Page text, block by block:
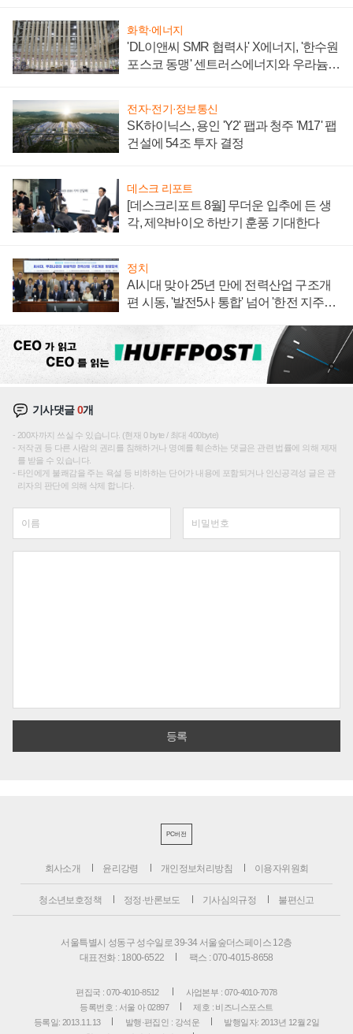
화학·에너지
'DL이앤씨 SMR 협력사' X에너지, '한수원
포스코 동맹' 센트러스에너지와 우라늄
전자·전기·정보통신
SK하이닉스, 용인 'Y2' 팹과 청주 'M17' 팹
건설에 54조 투자 결정
데스크 리포트
[데스크리포트 8월] 무더운 입추에 든 생
각, 제약바이오 하반기 훈풍 기대한다
정치
AI시대 맞아 25년 만에 전력산업 구조개
편 시동, '발전5사 통합' 넘어 '한전 지주사'
기사댓글0개
200자까지 쓰실 수 있습니다. (현재 0 byte / 최대 400byte)
저작권 등 다른 사람의 권리를 침해하거나 명예를 훼손하는 댓글은 관련 법률에 의해 제재
를 받을 수 있습니다.
타인에게 불쾌감을 주는 욕설 등 비하하는 단어가 내용에 포함되거나 인신공격성 글은 관
리자의 판단에 의해 삭제 합니다.
PC버전
회사소개 윤리강령 개인정보처리방침 이용자위원회
청소년보호정책 정정·반론보도 기사심의규정 불편신고
서울특별시 성동구 성수일로 39-34 서울숲더스페이스 12층
대표전화 : 1800-6522
팩스 : 070-4015-8658
편집국 : 070-4010-8512
사업본부 : 070-4010-7078
등록번호 : 서울 아 02897
제호 : 비즈니스포스트
등록일: 2013.11.13
발행·편집인 : 강석운
발행일자: 2013년 12월 2일